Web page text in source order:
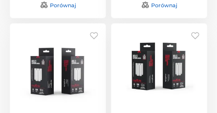
Porównaj Porównaj